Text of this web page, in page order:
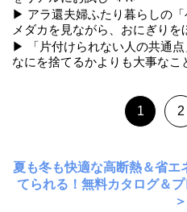
▶ アラ還夫婦ふたり暮らしの
メダカを見ながら、おにぎりを
▶ 「片付けられない人の共通点
なにを捨てるかよりも大事なこ
1 2
夏も冬も快適な高断熱＆省エ
てられる！無料カタログ＆
＞